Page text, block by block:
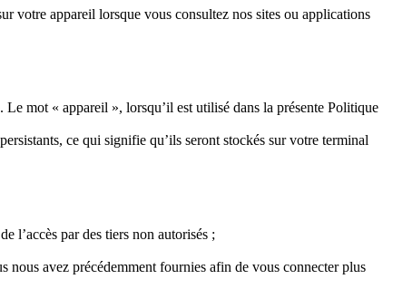
votre appareil lorsque vous consultez nos sites ou applications
mot « appareil », lorsqu’il est utilisé dans la présente Politique
ce qui signifie qu’ils seront stockés sur votre terminal
l’accès par des tiers non autorisés ;
avez précédemment fournies afin de vous connecter plus